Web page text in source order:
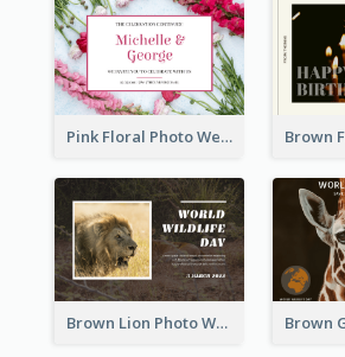
Pink Floral Photo Wedding Postcard
Brown Lion Photo World Wildlife Day Post Card